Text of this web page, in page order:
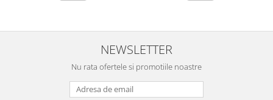
NEWSLETTER
Nu rata ofertele si promotiile noastre